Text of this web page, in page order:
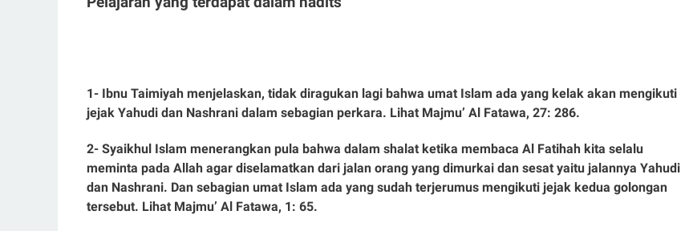
1- Ibnu Taimiyah menjelaskan, tidak diragukan lagi bahwa umat Islam ada yang kelak akan mengikuti
jejak Yahudi dan Nashrani dalam sebagian perkara. Lihat Majmu’ Al Fatawa, 27: 286.
2- Syaikhul Islam menerangkan pula bahwa dalam shalat ketika membaca Al Fatihah kita selalu
meminta pada Allah agar diselamatkan dari jalan orang yang dimurkai dan sesat yaitu jalannya Yahudi
dan Nashrani. Dan sebagian umat Islam ada yang sudah terjerumus mengikuti jejak kedua golongan
tersebut. Lihat Majmu’ Al Fatawa, 1: 65.